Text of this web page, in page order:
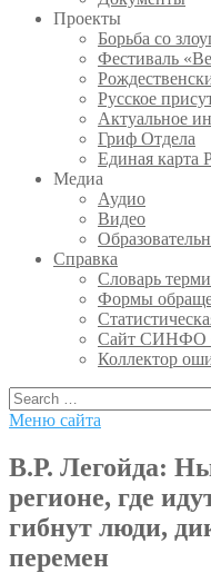
Проекты
Борьба со
Фестиваль
Русское
Актуальное
Гриф Отдела
Единая карта
Медиа
Аудио
Видео
Справка
Словарь
Формы
Сайт СИНФО
Коллектор
Меню сайта
В.Р. Легойда:
регионе, где
гибнут люди,
перемен